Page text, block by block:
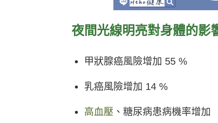
夜間光線明亮對身體的影
甲狀腺癌風險增加 55 %
乳癌風險增加 14 %
高血壓 、糖尿病患病機率增加